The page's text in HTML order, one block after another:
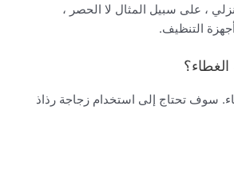
، على سبيل المثال لا الحصر ،
التنظيف.
سوف تحتاج إلى استخدام زجاجة رذاذ